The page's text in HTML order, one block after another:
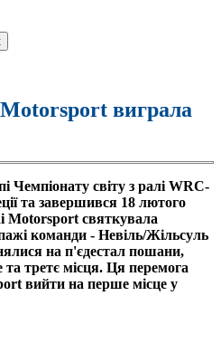
виграла
Чемпіонату світу з ралі WRC-
та завершився 18 лютого
Motorsport святкувала
команди - Невіль/Жільсуль
на п'єдестал пошани,
третє місця. Ця перемога
вийти на перше місце у